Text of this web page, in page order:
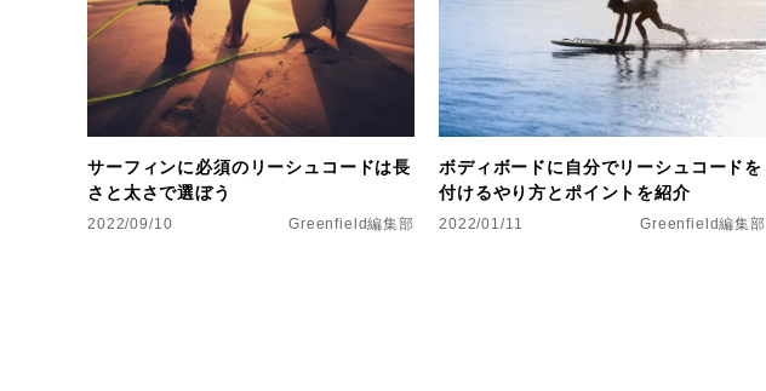
サーフィンに必須のリーシュコードは長
さと太さで選ぼう
2022/09/10 Greenfield編集部
ボディボードに自分でリーシュコードを
付けるやり方とポイントを紹介
2022/01/11 Greenfield編集部